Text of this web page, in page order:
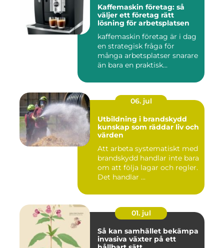
Kaffemaskin företag: så
väljer ett företag rätt
lösning för arbetsplatsen
kaffemaskin företag är i dag
en strategisk fråga för
många arbetsplatser snarare
än bara en praktisk...
06. jul
Utbildning i brandskydd
kunskap som räddar liv och
värden
Att arbeta systematiskt med
brandskydd handlar inte bara
om att följa lagar och regler.
Det handlar ...
01. jul
Så kan samhället bekämpa
invasiva växter på ett